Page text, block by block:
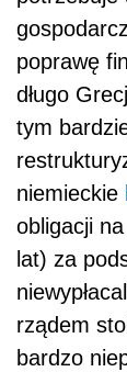
poprawę
długo
tym
niemieckie
obligacji
lat) za
rządem
bardzo